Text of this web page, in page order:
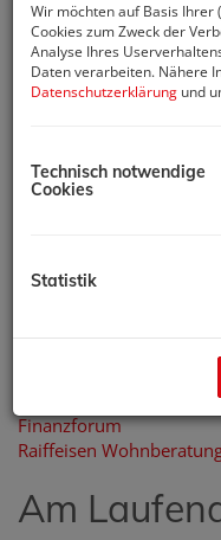
Kostenloses
Die Zentralanstalt für
Kartenmaterial und
Österreichische
Finanzforum
Raiffeisen
Am
Wir möchten auf Basis
Cookies zum Zweck der
Analyse Ihres
Daten verarbeiten. Nähere
Datenschutzerklärung und
Technisch notwendige
Cookies
Statistik